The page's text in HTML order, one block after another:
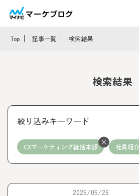
Top 記事一覧 検索結果
検索結果
絞り込みキーワード
CXマーケティング統括本部 社員紹介
2025/05/26